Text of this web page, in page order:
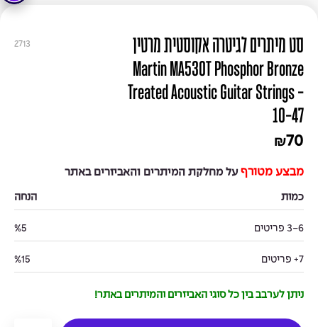
2713
סט מיתרים לגיטרה אקוסטית מרטין
Martin MA530T Phosphor Bronze
Treated Acoustic Guitar Strings -
10-47
₪70
מבצע מטורף על מחלקת המיתרים והאביזרים באתר
כמות הנחה
3-6 פריטים %5
7+ פריטים %15
ניתן לערבב בין כל סוגי האביזרים והמיתרים באתר!